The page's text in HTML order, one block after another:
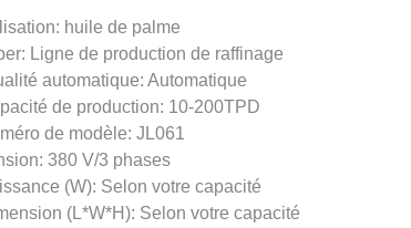
huile de palme
Ligne de production de raffinage
automatique: Automatique
de production: 10-200TPD
de modèle: JL061
380 V/3 phases
(W): Selon votre capacité
(L*W*H): Selon votre capacité